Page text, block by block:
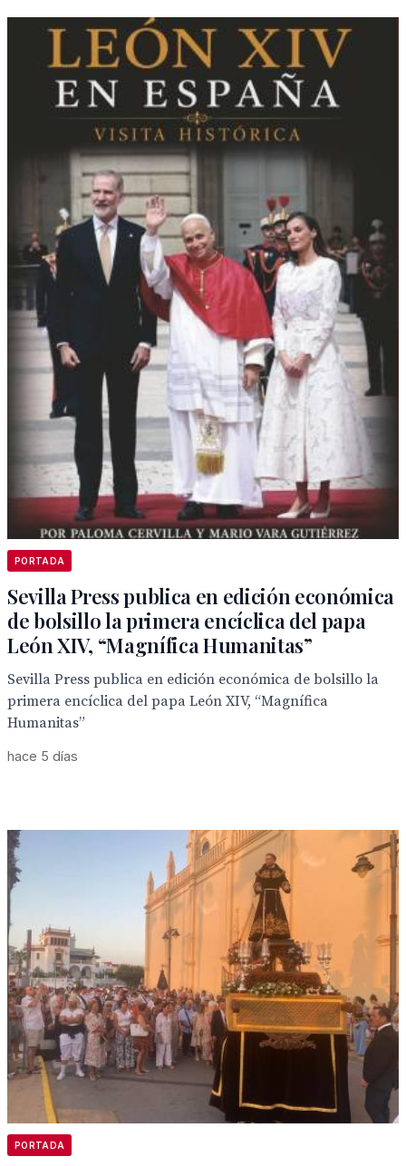
PORTADA
Sevilla Press publica en edición económica
de bolsillo la primera encíclica del papa
León XIV, “Magnífica Humanitas”
Sevilla Press publica en edición económica de bolsillo la
primera encíclica del papa León XIV, “Magnífica
Humanitas”
hace 5 días
PORTADA